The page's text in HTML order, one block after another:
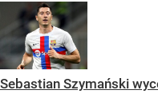
Sebastian Szymański